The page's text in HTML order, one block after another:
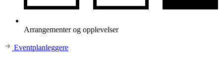
Arrangementer og opplevelser
Eventplanleggere